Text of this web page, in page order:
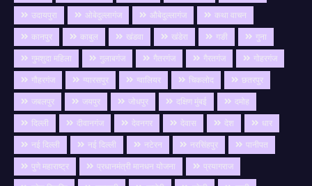
उदायपुरा
ओबेदुल्लागंज औबेदुल्लागंज
कथा वाचन
कानपुर
काबुल खंडवा खंडेरा गङी
गुना
गुमशुदा महिला
गुलाबगंज गैतरगंज गैरतगंज
गोहरगंज
गौहरगंज
ग्यारसपुर ग्वालियर चिकलोद
छतरपुर
जबलपुर
जयपुर जोधपुर दक्षिण मुंबई
दमोह
दिल्ली
दीवानगंज देवनगर देवास देश
धार
नई दिल्ली
नई दिल्ली नटेरन नरसिंहपुर
पानीपत
पुणे महाराष्ट्र
प्रधानमंत्री मानधन योजना
प्रयागराज